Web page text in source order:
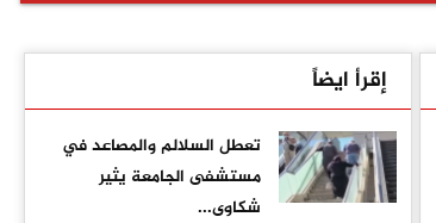
إقرأ ايضاً
تعطل السلالم والمصاعد في
مستشفى الجامعة يثير
شكاوى...